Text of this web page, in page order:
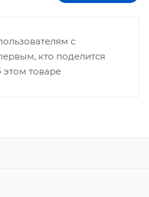
с
кто поделится
товаре